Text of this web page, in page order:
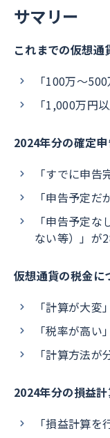
サマリー
これまでの仮想通
「100万〜
「1,000万円
2024年分の確定
「すでに申
「申告予定
「申告予定
ない等）」が
仮想通貨の税金に
「計算が大変
「税率が高い
「計算方法
2024年分の損益
「損益計算